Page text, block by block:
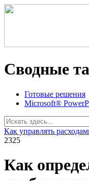
Сводные
Готовые решения
Microsoft®
Как управлять
2325
Как